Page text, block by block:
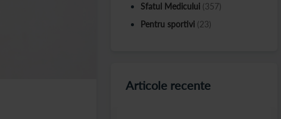
Sfatul Medicului (357)
Pentru sportivi (23)
Articole recente